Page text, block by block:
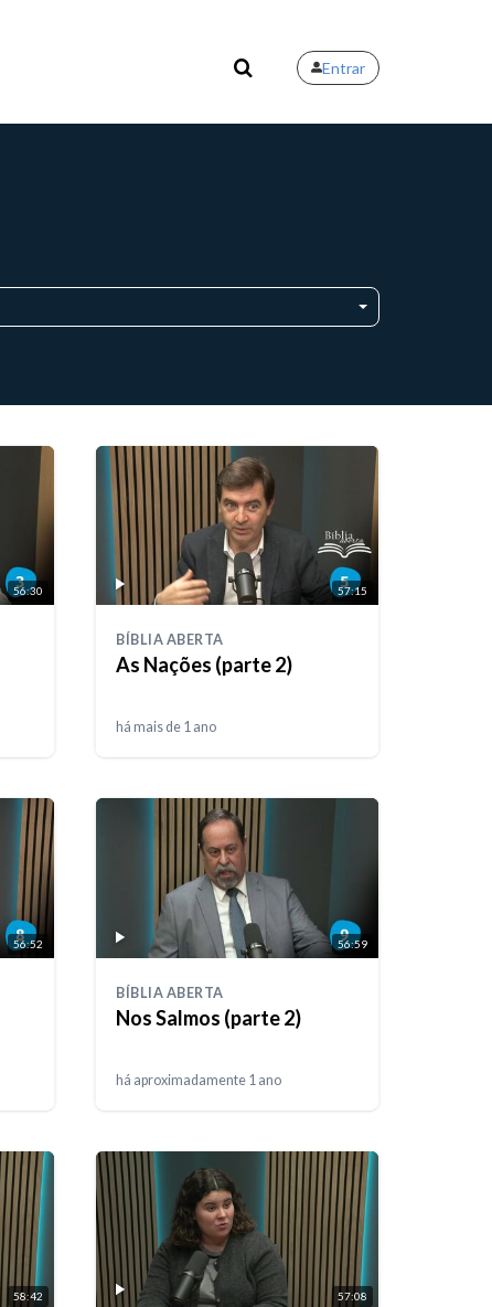
Entrar
56:30 57:15
BÍBLIA ABERTA
As Nações (parte 2)
há mais de 1 ano
56:52 56:59
BÍBLIA ABERTA
Nos Salmos (parte 2)
há aproximadamente 1 ano
58:42 57:08